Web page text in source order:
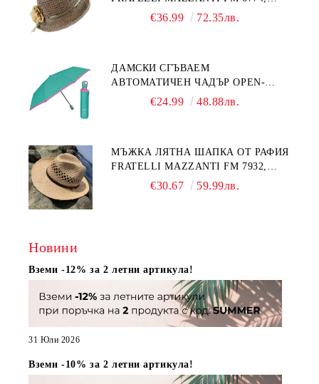
НАТУРАЛЕН/ЖЪЛТО ЦВЕТЕ
€36.99 72.35лв.
ДАМСКИ СГЪВАЕМ
АВТОМАТИЧЕН ЧАДЪР OPEN-
CLOSE | PERLETTI TECHNOLOGY
€24.99 48.88лв.
МЪЖКА ЛЯТНА ШАПКА ОТ РАФИЯ
FRATELLI MAZZANTI FM 7932,
НАТУРАЛЕН
€30.67 59.99лв.
Новини
Вземи -12% за 2 летни артикула!
31 Юли 2026
Вземи -10% за 2 летни артикула!